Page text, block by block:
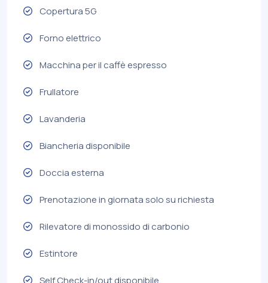
Copertura 5G
Forno elettrico
Macchina per il caffè espresso
Frullatore
Lavanderia
Biancheria disponibile
Doccia esterna
Prenotazione in giornata solo su richiesta
Rilevatore di monossido di carbonio
Estintore
Self Check-in/out disponibile